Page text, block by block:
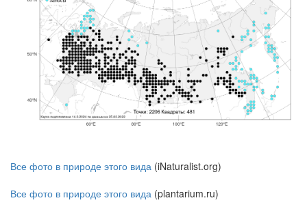
Все фото в природе этого вида (iNaturalist.org)
Все фото в природе этого вида (plantarium.ru)